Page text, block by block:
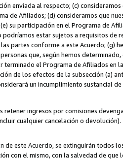
enviada al respecto; (c)
de Afiliados; (d) consideramos que
su participación en el Programa de
podríamos estar sujetos a requisitos de
partes conforme a este Acuerdo; (g)
que, según hemos
terminado el Programa de Afiliados en
de los efectos de la subsección (a)
un incumplimiento sustancial
retener ingresos por comisiones
cualquier cancelación o devolución).
de este Acuerdo, se extinguirán todos
con el mismo, con la salvedad de